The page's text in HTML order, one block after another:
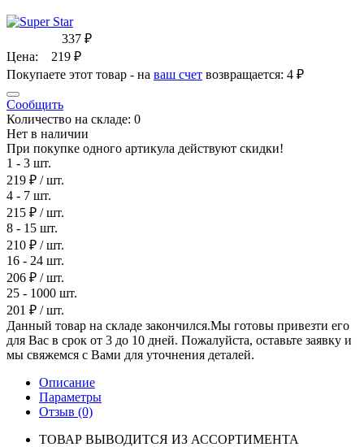
337 ₽
Цена: 219 ₽
Покупаете этот товар - на ваш счет возвращается: 4 ₽
Сообщить
Количество на складе: 0
Нет в наличии
При покупке одного артикула действуют скидки!
1 - 3 шт.
219 ₽ / шт.
4 - 7 шт.
215 ₽ / шт.
8 - 15 шт.
210 ₽ / шт.
16 - 24 шт.
206 ₽ / шт.
25 - 1000 шт.
201 ₽ / шт.
Данный товар на складе закончился.Мы готовы привезти его
для Вас в срок от 3 до 10 дней. Пожалуйста, оставьте заявку и
мы свяжемся с Вами для уточнения деталей.
Описание
Параметры
Отзыв (0)
ТОВАР ВЫВОДИТСЯ ИЗ АССОРТИМЕНТА